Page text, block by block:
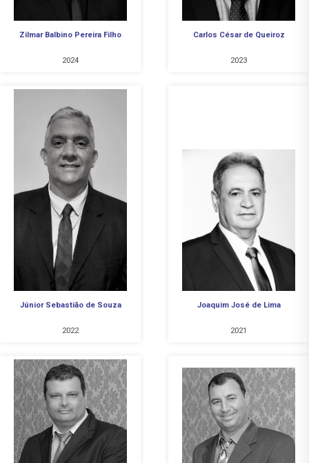
Zilmar Balbino Pereira Filho
2024
Carlos César de Queiroz
2023
Júnior Sebastião de Souza
2022
Joaquim José de Lima
2021